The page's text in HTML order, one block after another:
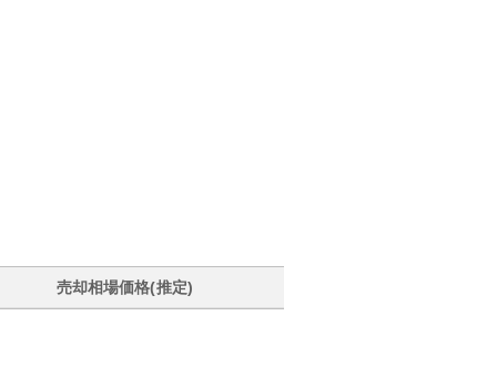
売却相場価格(推定)